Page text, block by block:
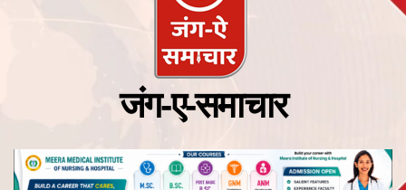
जंग-ए-समाचार